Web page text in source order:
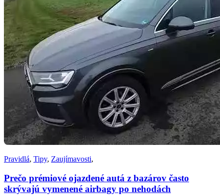
Pravidlá, Tipy, Zaujímavosti,
Prečo prémiové ojazdené autá z bazárov často
skrývajú vymenené airbagy po nehodách